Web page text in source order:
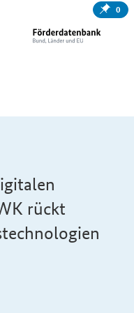
0
rückt